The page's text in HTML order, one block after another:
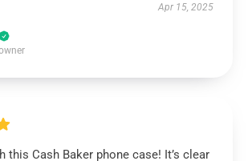
Apr 15, 2025
this Cash Baker phone case! It’s clear